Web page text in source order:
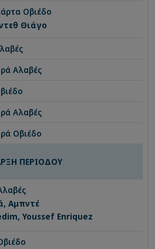
Οβιέδο
Θιάγο
Αλαβές
Αλαβές
Οβιέδο
ΠΕΡΙΟΔΟΥ
Αμπντέ
Youssef Enriquez